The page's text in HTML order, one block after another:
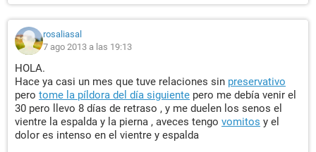
rosaliasal
7 ago 2013 a las 19:13
HOLA.
Hace ya casi un mes que tuve relaciones sin preservativo
pero tome la píldora del día siguiente pero me debía venir el
30 pero llevo 8 días de retraso , y me duelen los senos el
vientre la espalda y la pierna , aveces tengo vomitos y el
dolor es intenso en el vientre y espalda